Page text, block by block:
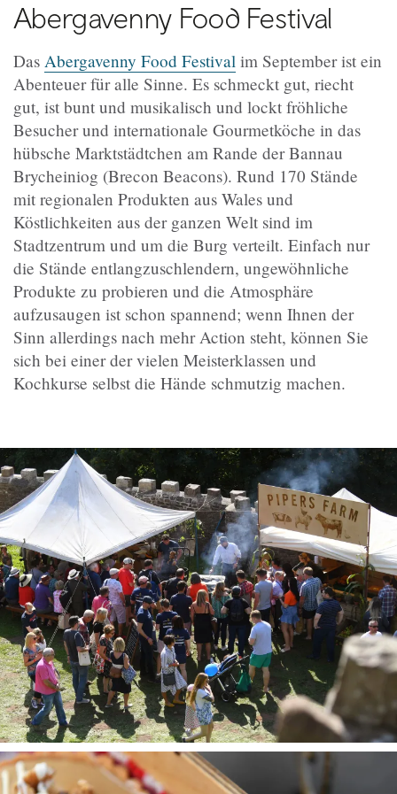
Abergavenny Food Festival
Das Abergavenny Food Festival im September ist ein
Abenteuer für alle Sinne. Es schmeckt gut, riecht
gut, ist bunt und musikalisch und lockt fröhliche
Besucher und internationale Gourmetköche in das
hübsche Marktstädtchen am Rande der Bannau
Brycheiniog (Brecon Beacons). Rund 170 Stände
mit regionalen Produkten aus Wales und
Köstlichkeiten aus der ganzen Welt sind im
Stadtzentrum und um die Burg verteilt. Einfach nur
die Stände entlangzuschlendern, ungewöhnliche
Produkte zu probieren und die Atmosphäre
aufzusaugen ist schon spannend; wenn Ihnen der
Sinn allerdings nach mehr Action steht, können Sie
sich bei einer der vielen Meisterklassen und
Kochkurse selbst die Hände schmutzig machen.